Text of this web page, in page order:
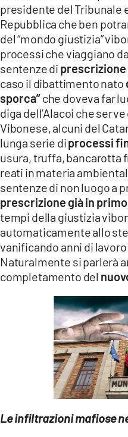
presidente del Tribunale
Repubblica che ben
del “mondo giustizia”
processi che viaggiano
sentenze di prescrizione
caso il dibattimento nato
sporca”che doveva far
diga dell’Alacoi che
Vibonese, alcuni del
lunga serie diprocessi
usura, truffa, bancarotta
reati in materia
sentenze di non luogo a
prescrizione già in
tempi della giustizia
automaticamente allo
vanificando anni di
Naturalmente si parlerà
completamento del
Le infiltrazioni mafiose